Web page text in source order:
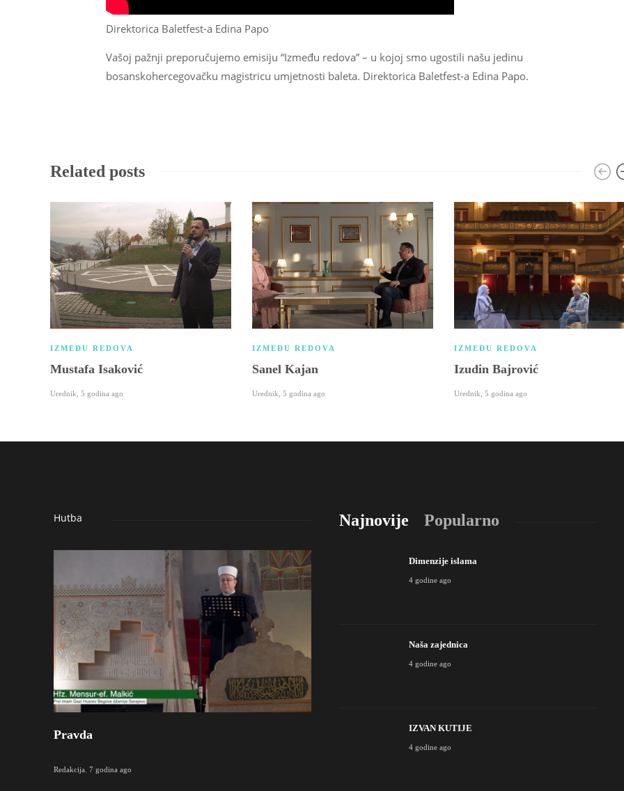
Direktorica Baletfest-a Edina Papo
Vašoj pažnji preporučujemo emisiju “Između redova” – u kojoj smo ugostili našu jedinu
bosanskohercegovačku magistricu umjetnosti baleta. Direktorica Baletfest-a Edina Papo.
Related posts
IZMEĐU REDOVA
Mustafa Isaković
Urednik 5 godina ago
IZMEĐU REDOVA
Sanel Kajan
Urednik 5 godina ago
IZMEĐU REDOVA
Izudin Bajrović
Urednik 5 godina ago
Hutba
Pravda
Redakcija 7 godina ago
Najnovije Popularno
Dimenzije islama
4 godine ago
Naša zajednica
4 godine ago
IZVAN KUTIJE
4 godine ago